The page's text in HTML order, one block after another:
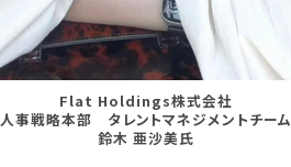
Flat Holdings株式会社
人事戦略本部 タレントマネジメントチーム
鈴木 亜沙美氏